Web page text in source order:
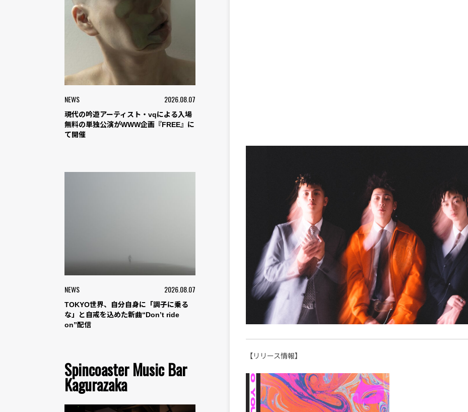
NEWS 2026.08.07
現代の吟遊アーティスト・vqによる入場
無料の単独公演がWWW企画『FREE』に
て開催
NEWS 2026.08.07
TOKYO世界、自分自身に「調子に乗る
な」と自戒を込めた新曲“Don’t ride
on”配信
Spincoaster Music Bar
Kagurazaka
【リリース情報】